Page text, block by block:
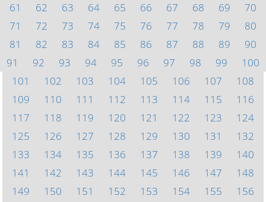
61
62 63 64 65 66 67 68 69
70
71
72 73 74 75 76 77 78 79
80
81
82 83 84 85 86 87 88 89
90
91
92 93 94 95 96 97 98 99
100
101
102 103 104 105 106 107
108
109
110 111 112 113 114 115
116
117
118 119 120 121 122 123
124
125
126 127 128 129 130 131
132
133
134 135 136 137 138 139
140
141
142 143 144 145 146 147
148
149
150 151 152 153 154 155
156